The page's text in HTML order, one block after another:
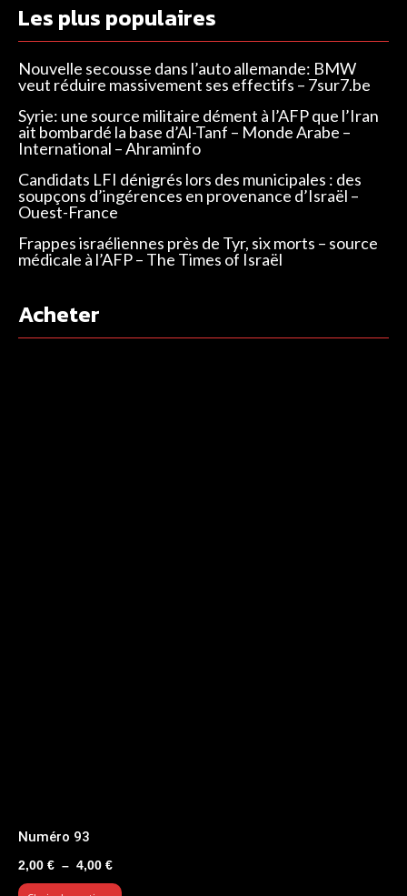
Les plus populaires
Nouvelle secousse dans l’auto allemande: BMW
veut réduire massivement ses effectifs – 7sur7.be
Syrie: une source militaire dément à l’AFP que l’Iran
ait bombardé la base d’Al-Tanf – Monde Arabe –
International – Ahraminfo
Candidats LFI dénigrés lors des municipales : des
soupçons d’ingérences en provenance d’Israël –
Ouest-France
Frappes israéliennes près de Tyr, six morts – source
médicale à l’AFP – The Times of Israël
Acheter
Numéro 93
2,00 € – 4,00 €Plage
de